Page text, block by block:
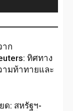
าก
ทิศทาง
ามท้าทายและ
ด: สหรัฐฯ-